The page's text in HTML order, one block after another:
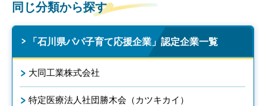
同じ分類から探す
「石川県パパ子育て応援企業」認定企業一覧
大同工業株式会社
特定医療法人社団勝木会（カツキカイ）